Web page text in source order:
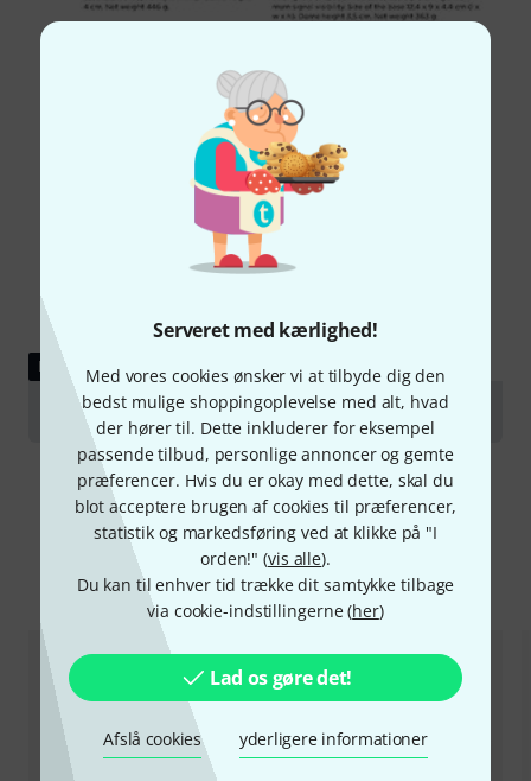
Serveret med kærlighed!
Med vores cookies ønsker vi at tilbyde dig den
bedst mulige shoppingoplevelse med alt, hvad
der hører til. Dette inkluderer for eksempel
passende tilbud, personlige annoncer og gemte
præferencer. Hvis du er okay med dette, skal du
blot acceptere brugen af cookies til præferencer,
statistik og markedsføring ved at klikke på "I
orden!" (vis alle).
Du kan til enhver tid trække dit samtykke tilbage
via cookie-indstillingerne (her)
Lad os gøre det!
Afslå cookies yderligere informationer
DOWNLOAD
Data Sheet
Sammenlign valgmuligheder